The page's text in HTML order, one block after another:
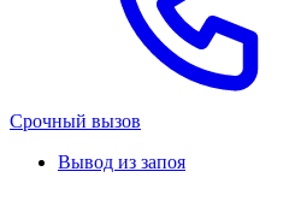
Срочный вызов
Вывод из запоя